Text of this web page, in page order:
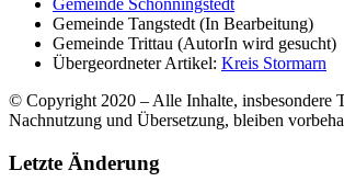
Gemeinde Tangstedt (In Bearbeitung)
Gemeinde Trittau (AutorIn wird gesucht)
Übergeordneter Artikel: Kreis Stormarn
© Copyright 2020 – Alle Inhalte, insbesondere
Nachnutzung und Übersetzung, bleiben
Letzte Änderung